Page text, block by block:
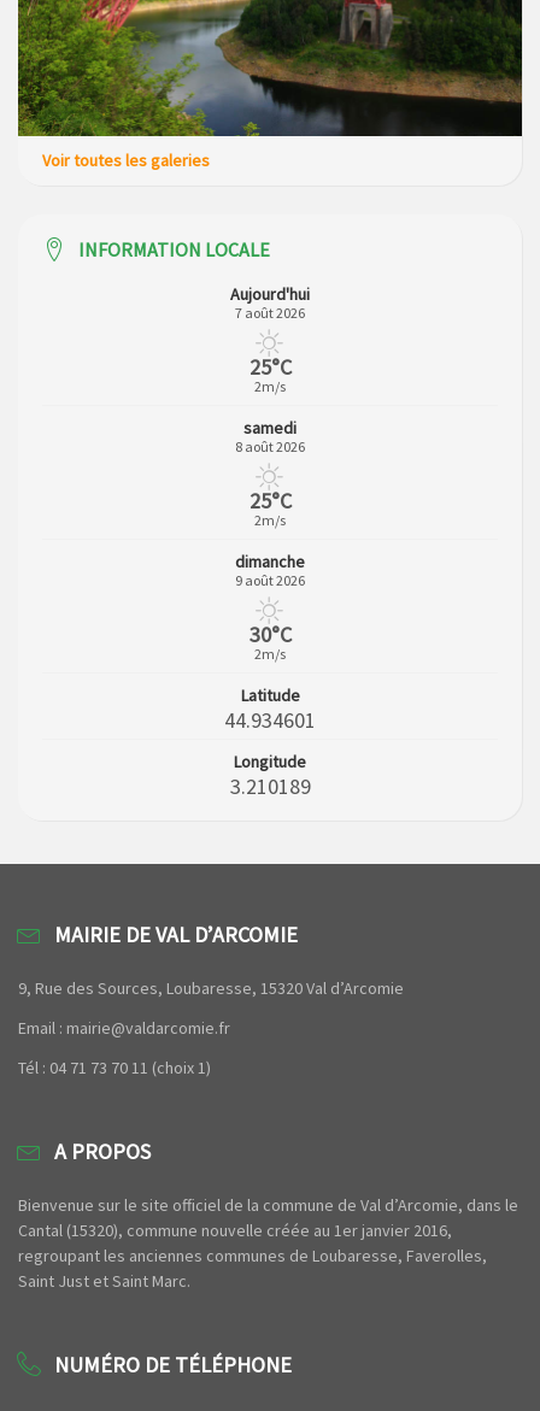
Voir toutes les galeries
INFORMATION LOCALE
Aujourd'hui
7 août 2026
25°C
2m/s
samedi
8 août 2026
25°C
2m/s
dimanche
9 août 2026
30°C
2m/s
Latitude
44.934601
Longitude
3.210189
MAIRIE DE VAL D’ARCOMIE
9, Rue des Sources, Loubaresse, 15320 Val d’Arcomie
Email : mairie@valdarcomie.fr
Tél : 04 71 73 70 11 (choix 1)
A PROPOS
Bienvenue sur le site officiel de la commune de Val d’Arcomie, dans le
Cantal (15320), commune nouvelle créée au 1er janvier 2016,
regroupant les anciennes communes de Loubaresse, Faverolles,
Saint Just et Saint Marc.
NUMÉRO DE TÉLÉPHONE